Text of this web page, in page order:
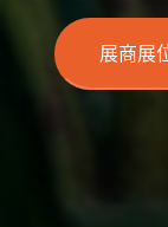
展商展